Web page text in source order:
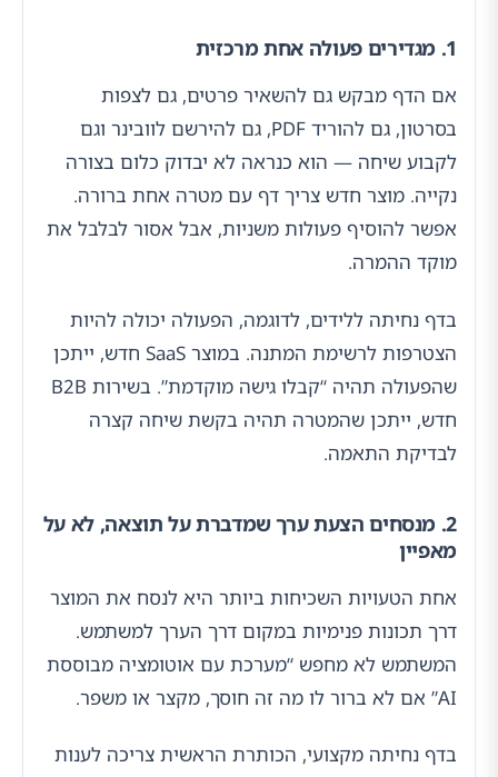
1. מגדירים פעולה אחת מרכזית
אם הדף מבקש גם להשאיר פרטים, גם לצפות
בסרטון, גם להוריד PDF, גם להירשם לוובינר וגם
לקבוע שיחה — הוא כנראה לא יבדוק כלום בצורה
נקייה. מוצר חדש צריך דף עם מטרה אחת ברורה.
אפשר להוסיף פעולות משניות, אבל אסור לבלבל את
מוקד ההמרה.
בדף נחיתה ללידים, לדוגמה, הפעולה יכולה להיות
הצטרפות לרשימת המתנה. במוצר SaaS חדש, ייתכן
שהפעולה תהיה “קבלו גישה מוקדמת”. בשירות B2B
חדש, ייתכן שהמטרה תהיה בקשת שיחה קצרה
לבדיקת התאמה.
2. מנסחים הצעת ערך שמדברת על תוצאה, לא על
מאפיין
אחת הטעויות השכיחות ביותר היא לנסח את המוצר
דרך תכונות פנימיות במקום דרך הערך למשתמש.
המשתמש לא מחפש “מערכת עם אוטומציה מבוססת
AI” אם לא ברור לו מה זה חוסך, מקצר או משפר.
בדף נחיתה מקצועי, הכותרת הראשית צריכה לענות